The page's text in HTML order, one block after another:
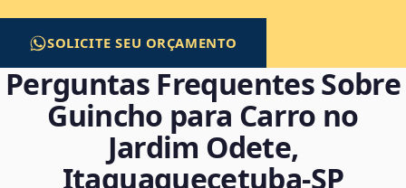
SOLICITE SEU ORÇAMENTO
Perguntas Frequentes Sobre
Guincho para Carro no
Jardim Odete,
Itaquaquecetuba‑SP